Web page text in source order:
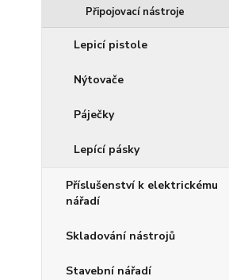
Připojovací nástroje
Lepicí pistole
Nýtovače
Páječky
Lepící pásky
Příslušenství k elektrickému
nářadí
Skladování nástrojů
Stavební nářadí